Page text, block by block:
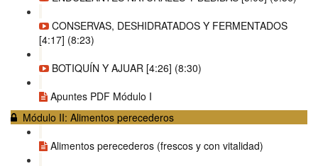
CONSERVAS, DESHIDRATADOS Y FERMENTADOS
[4:17] (8:23)
BOTIQUÍN Y AJUAR [4:26] (8:30)
Apuntes PDF Módulo I
Módulo II: Alimentos perecederos
Alimentos perecederos (frescos y con vitalidad)